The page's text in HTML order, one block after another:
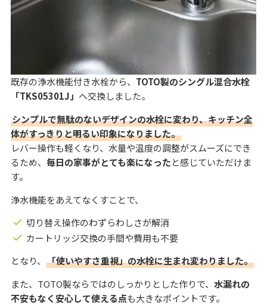
既存の浄水機能付き水栓から、 TOTO製のシングル混合水栓
「TKS05301J」 へ交換しました。
シンプルで無駄のないデザインの水栓に変わり、キッチン全
体がすっきりと明るい印象になりました。
レバー操作も軽くなり、水量や温度の調整がスムーズにでき
るため、 毎日の家事がとても楽になったと感じていただけま
す。
浄水機能をあえてなくすことで、
切り替え操作のわずらわしさが解消
カートリッジ交換の手間や費用も不要
となり、 「使いやすさ重視」の水栓に生まれ変わりました。
また、TOTO製ならではのしっかりとした作りで、 水漏れの
不安もなく安心して使える点も大きなポイントです。